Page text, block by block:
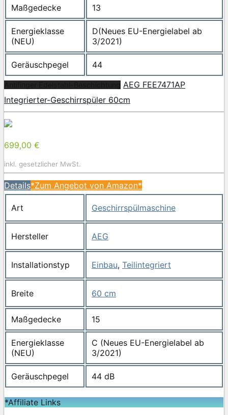
Maßgedecke 13
Energieklasse
(NEU)
D(Neues EU-Energielabel ab
3/2021)
Geräuschpegel 44
AEG FEE7471AP
Integrierter-Geschirrspüler 60cm
699,00 €
inkl. gesetzlicher MwSt.
Details*Zum Angebot von Amazon*
Art Geschirrspülmaschine
Hersteller AEG
Installationstyp Einbau, Teilintegriert
Breite 60 cm
Maßgedecke 15
Energieklasse
(NEU)
C (Neues EU-Energielabel ab
3/2021)
Geräuschpegel 44 dB
*Affiliate Links